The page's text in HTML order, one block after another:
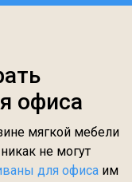
офиса
мягкой мебели
не могут
для офиса им